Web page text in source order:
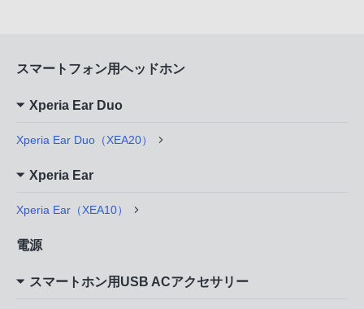
スマートフォン用ヘッドホン
Xperia Ear Duo
Xperia Ear Duo（XEA20）
Xperia Ear
Xperia Ear（XEA10）
電源
スマートホン用USB ACアクセサリー